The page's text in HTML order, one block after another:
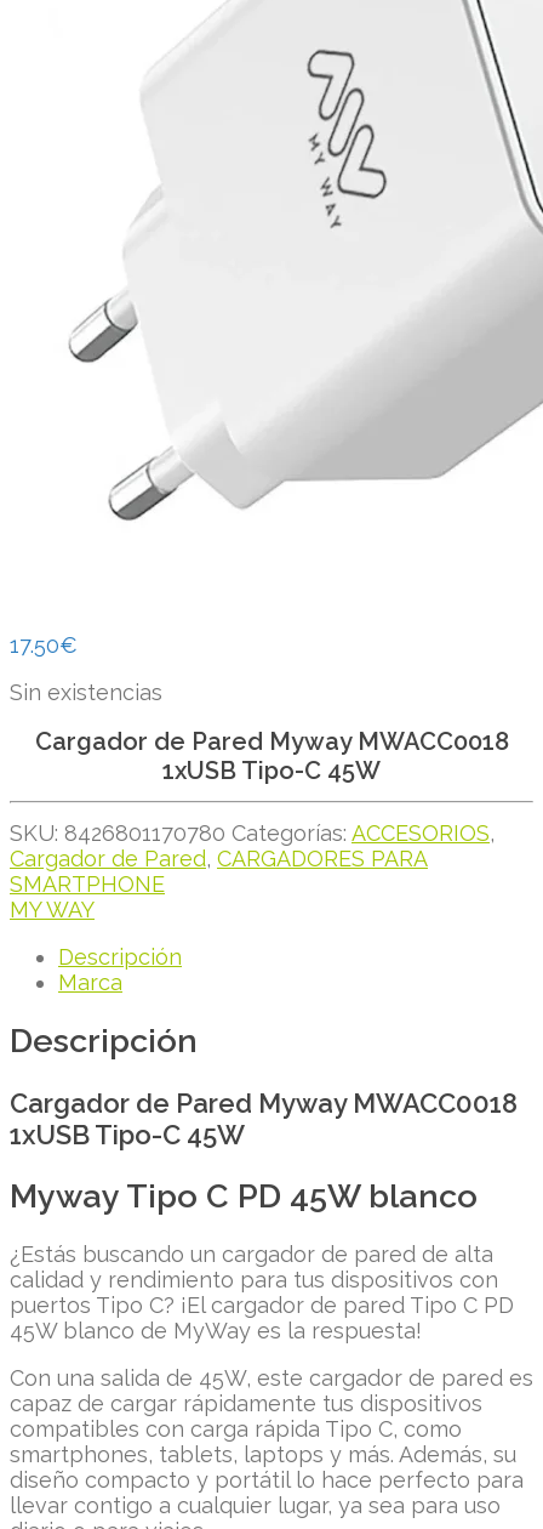
17.50€
Sin existencias
Cargador de Pared Myway MWACC0018
1xUSB Tipo-C 45W
SKU: 8426801170780 Categorías: ACCESORIOS,
Cargador de Pared, CARGADORES PARA
SMARTPHONE
MY WAY
Descripción
Marca
Descripción
Cargador de Pared Myway MWACC0018
1xUSB Tipo-C 45W
Myway Tipo C PD 45W blanco
¿Estás buscando un cargador de pared de alta
calidad y rendimiento para tus dispositivos con
puertos Tipo C? ¡El cargador de pared Tipo C PD
45W blanco de MyWay es la respuesta!
Con una salida de 45W, este cargador de pared es
capaz de cargar rápidamente tus dispositivos
compatibles con carga rápida Tipo C, como
smartphones, tablets, laptops y más. Además, su
diseño compacto y portátil lo hace perfecto para
llevar contigo a cualquier lugar, ya sea para uso